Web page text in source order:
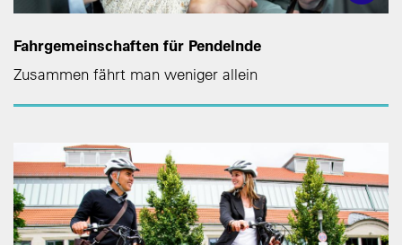
Fahrgemeinschaften für Pendelnde
Zusammen fährt man weniger allein